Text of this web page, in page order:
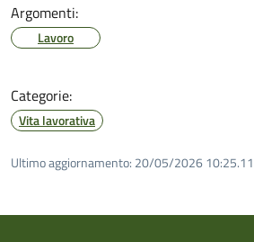
Argomenti:
Lavoro
Categorie:
Vita lavorativa
Ultimo aggiornamento: 20/05/2026 10:25.11